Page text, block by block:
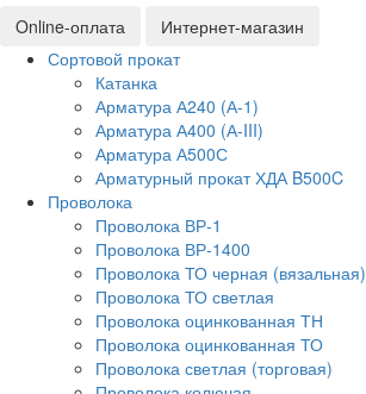
Online-оплата
Интернет-магазин
Сортовой прокат
Катанка
Арматура А240 (А-1)
Арматура А400 (А-III)
Арматура А500С
Арматурный прокат ХДА B500C
Проволока
Проволока ВР-1
Проволока ВР-1400
Проволока ТО черная (вязальная)
Проволока ТО светлая
Проволока оцинкованная ТН
Проволока оцинкованная ТО
Проволока светлая (торговая)